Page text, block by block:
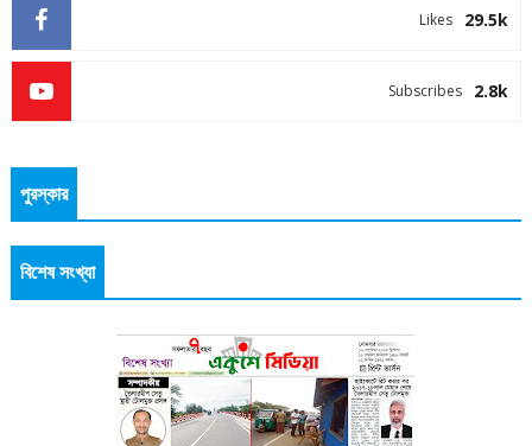
29.5k
Likes
2.8k
Subscribes
পুরস্কার
বিশেষ সংখ্যা